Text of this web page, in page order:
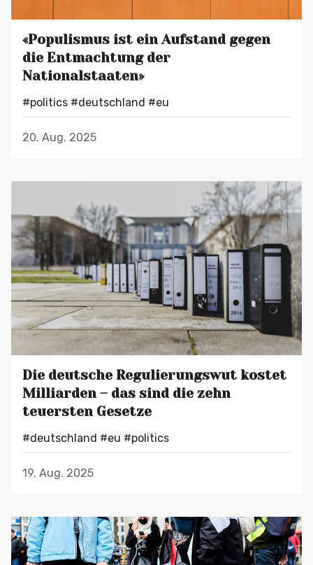
«Populismus ist ein Aufstand gegen
die Entmachtung der
Nationalstaaten»
#politics #deutschland #eu
20. Aug. 2025
Die deutsche Regulierungswut kostet
Milliarden – das sind die zehn
teuersten Gesetze
#deutschland #eu #politics
19. Aug. 2025